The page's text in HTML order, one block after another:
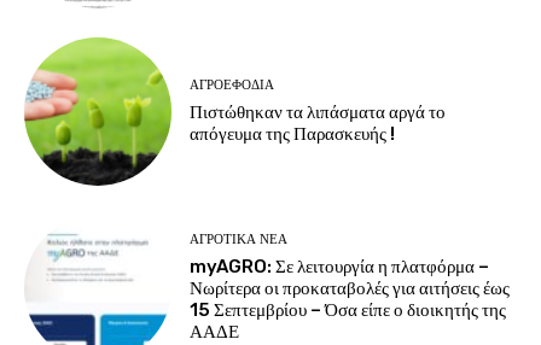
ΑΓΡΟΕΦΌΔΙΑ
Πιστώθηκαν τα λιπάσματα αργά το
απόγευμα της Παρασκευής !
ΑΓΡΟΤΙΚΆ ΝΈΑ
myAGRO: Σε λειτουργία η πλατφόρμα –
Νωρίτερα οι προκαταβολές για αιτήσεις έως
15 Σεπτεμβρίου – Όσα είπε ο διοικητής της
ΑΑΔΕ